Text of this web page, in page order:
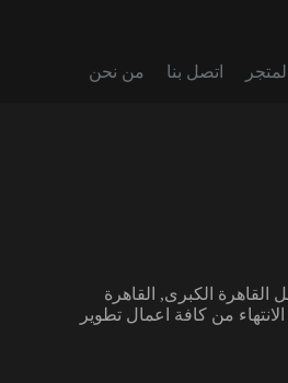
المتجر اتصل بنا
من نحن
الكبرى, القاهرة
من كافة اعمال تطوير